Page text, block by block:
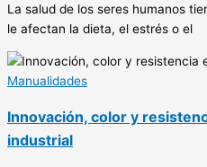
La salud de los seres humanos
le afectan la dieta, el estrés o el
Manualidades
Innovación, color y
industrial